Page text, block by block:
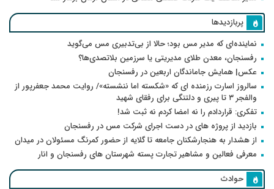
پربازدیدها
نماینده‌ای که مدیر مس بود؛ حالا از بی‌تدبیری مس می‌گوید
رفسنجان، معدن طلای مدیریتی یا سرزمین بلاتصدی‌ها؟
عکس| همایش جاماندگان اربعین در رفسنجان
سالروز اسارت رزمنده ای که «شکسته اما ننشسته»/ روایت محمد جعفرپور از
والفجر ۳ تا پیری و دلتنگی برای رفقای شهید
تفکری: قراردادم را نه امضا کردم نه ثبت شد!
بازدید از پروژه های در دست اجرای شرکت مس در رفسنجان
از هشدار به هنجارشکنان جامعه تا گلایه از حضور کمرنگ مسئولان در میدان
معرفی فعالین و مشاهیر تجارت پسته شهرستان های رفسنجان و انار
حوادث